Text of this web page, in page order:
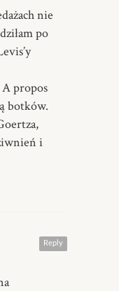
nie
po
propos
botków.
i
Reply